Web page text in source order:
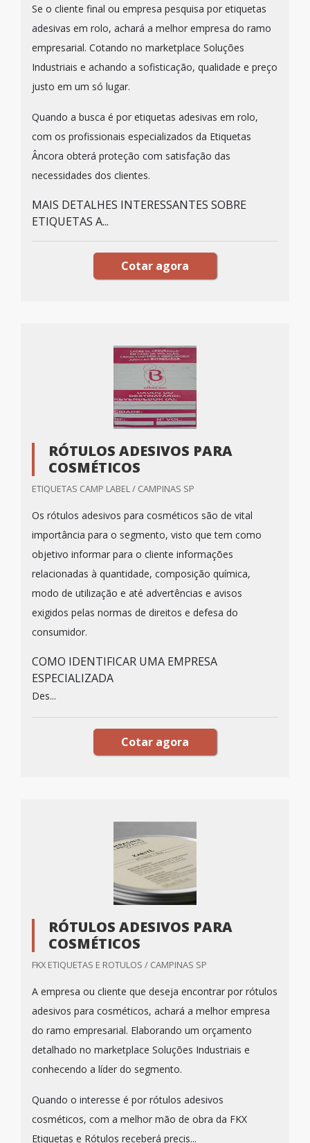
Se o cliente final ou empresa pesquisa por etiquetas
adesivas em rolo, achará a melhor empresa do ramo
empresarial. Cotando no marketplace Soluções
Industriais e achando a sofisticação, qualidade e preço
justo em um só lugar.
Quando a busca é por etiquetas adesivas em rolo,
com os profissionais especializados da Etiquetas
Âncora obterá proteção com satisfação das
necessidades dos clientes.
MAIS DETALHES INTERESSANTES SOBRE
ETIQUETAS A...
Cotar agora
RÓTULOS ADESIVOS PARA
COSMÉTICOS
ETIQUETAS CAMP LABEL / CAMPINAS SP
Os rótulos adesivos para cosméticos são de vital
importância para o segmento, visto que tem como
objetivo informar para o cliente informações
relacionadas à quantidade, composição química,
modo de utilização e até advertências e avisos
exigidos pelas normas de direitos e defesa do
consumidor.
COMO IDENTIFICAR UMA EMPRESA
ESPECIALIZADA
Des...
Cotar agora
RÓTULOS ADESIVOS PARA
COSMÉTICOS
FKX ETIQUETAS E ROTULOS / CAMPINAS SP
A empresa ou cliente que deseja encontrar por rótulos
adesivos para cosméticos, achará a melhor empresa
do ramo empresarial. Elaborando um orçamento
detalhado no marketplace Soluções Industriais e
conhecendo a líder do segmento.
Quando o interesse é por rótulos adesivos
cosméticos, com a melhor mão de obra da FKX
Etiquetas e Rótulos receberá precis...